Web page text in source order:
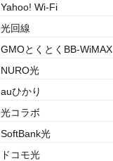
Yahoo! Wi-Fi
光回線
GMOとくとくBB-WiMAX
NURO光
auひかり
光コラボ
SoftBank光
ドコモ光